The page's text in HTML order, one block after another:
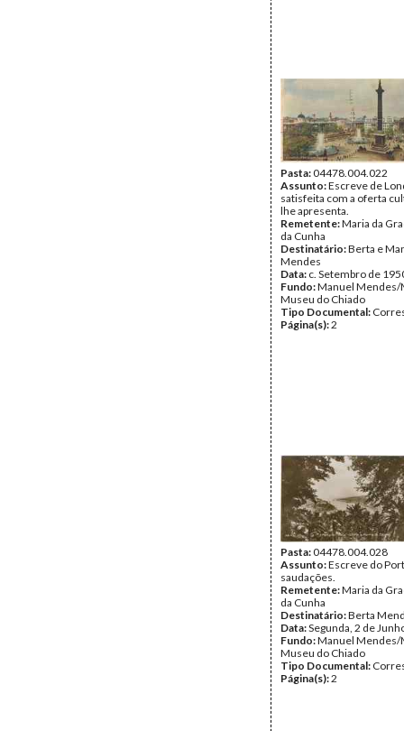
Pasta:04478.004.022
Assunto:Escreve de
satisfeita com a oferta
lhe apresenta.
Remetente:Maria da
da Cunha
Destinatário:Berta e
Mendes
Data: c. Setembro de
Fundo:Manuel Mendes/
Museu do Chiado
Tipo Documental:
Página(s):2
Pasta:04478.004.028
Assunto:Escreve do
saudações.
Remetente:Maria da
da Cunha
Destinatário:Berta
Data:Segunda, 2 de
Fundo:Manuel Mendes/
Museu do Chiado
Tipo Documental:
Página(s):2